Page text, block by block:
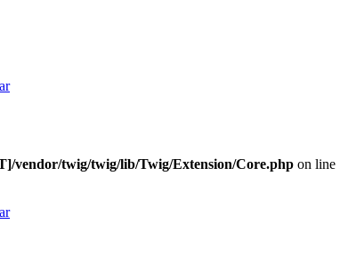
vendor/twig/twig/lib/Twig/Extension/Core.php on line